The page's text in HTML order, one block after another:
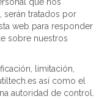
que nos
tratados por
web para responder
sobre nuestros
limitación,
así como el
autoridad de control.